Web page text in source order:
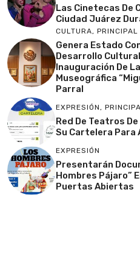
Las Cinetecas De
Ciudad Juárez
CULTURA, PRINCIPAL
Genera Estado
Desarrollo
Inauguración De
Museográfica
Parral
EXPRESIÓN,
Red De Teatros
Su Cartelera Para
EXPRESIÓN
Presentarán
Hombres Pájaro”
Puertas Abiertas